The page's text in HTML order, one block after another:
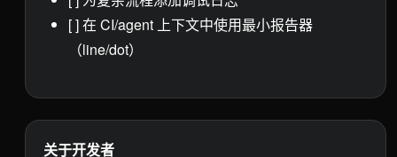
[ ] 在 CI/agent 上下文中使用最小报告器
（line/dot）
关于开发者